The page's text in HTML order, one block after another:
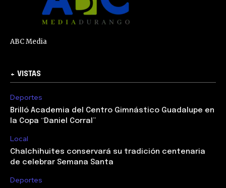
ABC Media
+ VISTAS
Deportes
Brilló Academia del Centro Gimnástico Guadalupe en
la Copa “Daniel Corral”
Local
Chalchihuites conservará su tradición centenaria
de celebrar Semana Santa
Deportes